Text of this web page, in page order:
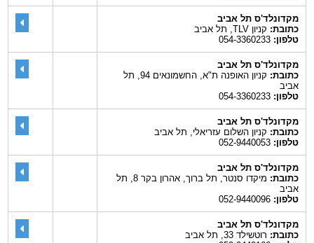
מקדונלד'ס תל אביב
כתובת:קניון TLV, תל אביב
טלפון:054-3360233
מקדונלד'ס תל אביב
כתובת:
קניון האופנה ת"א, החשמונאים 94, תל
אביב
טלפון:054-3360233
מקדונלד'ס תל אביב
כתובת:קניון השלום עזריאלי, תל אביב
טלפון:052-9440053
מקדונלד'ס תל אביב
כתובת:
מיקדו סנטר, תל ברוך, אהרון בקר 8, תל
אביב
טלפון:052-9440096
מקדונלד'ס תל אביב
כתובת:רוטשילד 33, תל אביב